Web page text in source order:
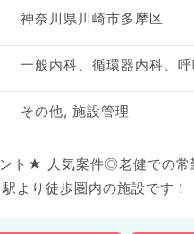
神奈川県川崎市多摩区
一般内科、循環器内科、
その他, 施設管理
ト★ 人気案件◎老健での常
す！ マイナビDOCTORでは病院やクリニックなどの医療機関